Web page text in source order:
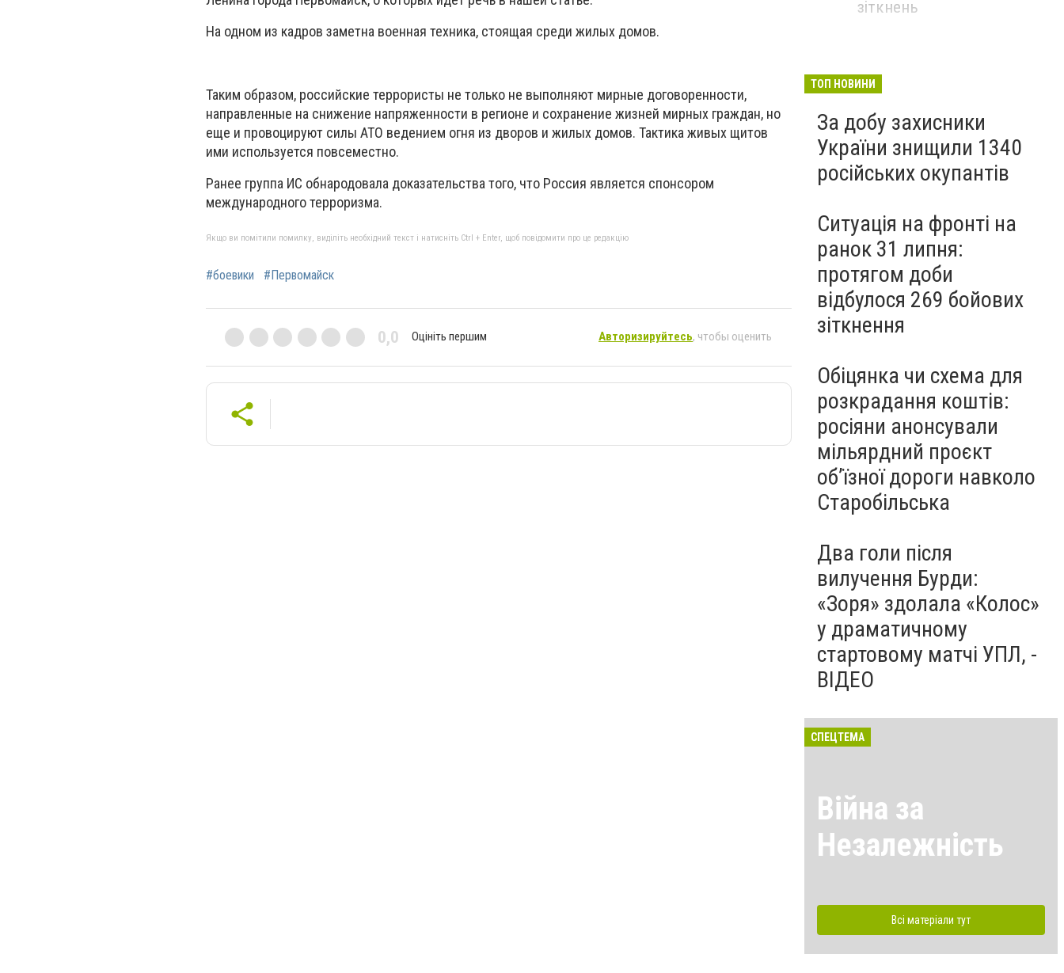
На одном из кадров заметна военная техника, стоящая среди жилых домов.
Таким образом, российские террористы не только не выполняют мирные договоренности,
направленные на снижение напряженности в регионе и сохранение жизней мирных граждан, но
еще и провоцируют силы АТО ведением огня из дворов и жилых домов. Тактика живых щитов
ими используется повсеместно.
Ранее группа ИС обнародовала доказательства того, что Россия является спонсором
международного терроризма.
Якщо ви помітили помилку, виділіть необхідний текст і натисніть Ctrl + Enter, щоб повідомити про це редакцію
#боевики #Первомайск
0,0 Оцініть першим Авторизируйтесь, чтобы оценить
зіткнень
ТОП НОВИНИ
За добу захисники
України знищили 1340
російських окупантів
Ситуація на фронті на
ранок 31 липня:
протягом доби
відбулося 269 бойових
зіткнення
Обіцянка чи схема для
розкрадання коштів:
росіяни анонсували
мільярдний проєкт
об’їзної дороги навколо
Старобільська
Два голи після
вилучення Бурди:
«Зоря» здолала «Колос»
у драматичному
стартовому матчі УПЛ, -
ВІДЕО
СПЕЦТЕМА
Війна за
Незалежність
Всі матеріали тут